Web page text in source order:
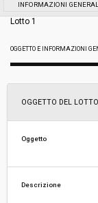
Tipo di contratto:
Data pubblicazione:
Svolgimento:
Responsabile attuale:
INFORMAZIONI
Lotto 1
OGGETTO E INFORMAZIONI
OGGETTO DEL LOTTO
Oggetto
Descrizione